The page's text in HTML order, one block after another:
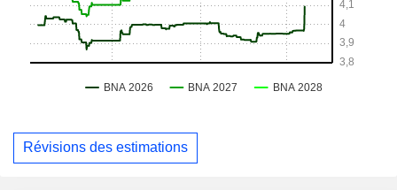
Révisions des estimations